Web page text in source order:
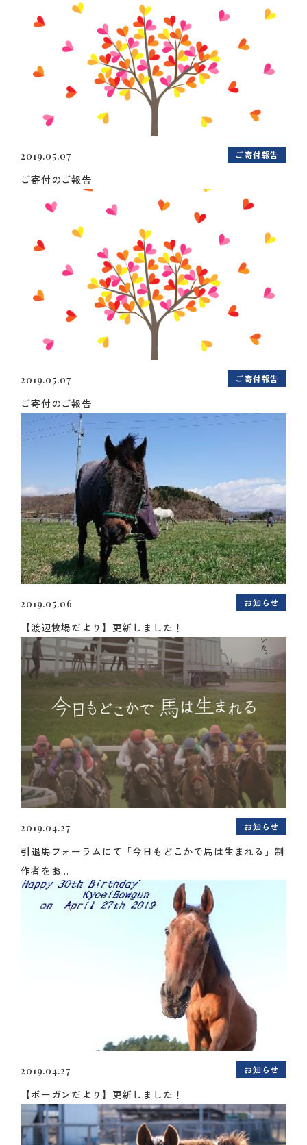
2019.05.07 ご寄付報告
ご寄付のご報告
2019.05.07 ご寄付報告
ご寄付のご報告
2019.05.06 お知らせ
【渡辺牧場だより】更新しました！
2019.04.27 お知らせ
引退馬フォーラムにて「今日もどこかで馬は生まれる」制
作者をお...
2019.04.27 お知らせ
【ボーガンだより】更新しました！